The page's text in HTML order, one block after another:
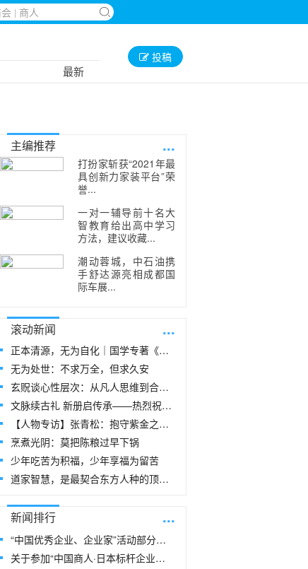
最新
投稿
主编推荐 ...
打扮家斩获“2021年最
具创新力家装平台”荣
誉...
一对一辅导前十名大
智教育给出高中学习
方法，建议收藏...
潮动蓉城，中石油携
手舒达源亮相成都国
际车展...
滚动新闻 ...
正本清源，无为自化｜国学专著《玄贶思想》
无为处世：不求万全，但求久安
玄贶谈心性层次：从凡人思维到合道思维
文脉续古礼 新册启传承——热烈祝贺玄
【人物专访】张青松：抱守紫金之阳，在周易
烹煮光阴：莫把陈粮过早下锅
少年吃苦为积福，少年享福为留苦
道家智慧，是最契合东方人种的顶级生命指
新闻排行 ...
“中国优秀企业、企业家”活动部分风采
关于参加“中国商人·日本标杆企业研修